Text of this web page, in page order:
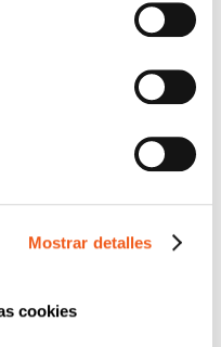
Mostrar detalles
cookies